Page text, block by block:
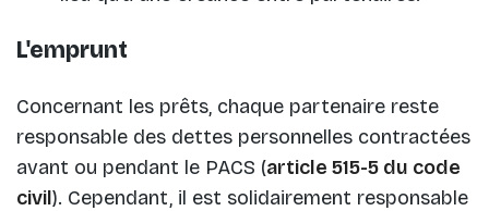
L'emprunt
Concernant les prêts, chaque partenaire reste
responsable des dettes personnelles contractées
avant ou pendant le PACS (article 515-5 du code
civil). Cependant, il est solidairement responsable